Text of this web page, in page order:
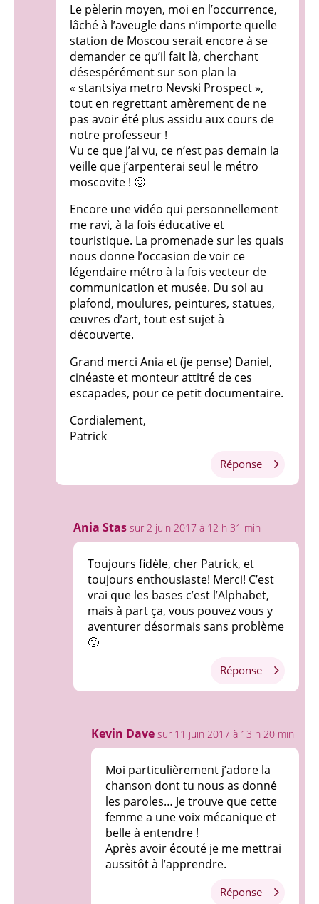
Le pèlerin moyen, moi en l’occurrence,
lâché à l’aveugle dans n’importe quelle
station de Moscou serait encore à se
demander ce qu’il fait là, cherchant
désespérément sur son plan la
« stantsiya metro Nevski Prospect »,
tout en regrettant amèrement de ne
pas avoir été plus assidu aux cours de
notre professeur !
Vu ce que j’ai vu, ce n’est pas demain la
veille que j’arpenterai seul le métro
moscovite ! 🙂
Encore une vidéo qui personnellement
me ravi, à la fois éducative et
touristique. La promenade sur les quais
nous donne l’occasion de voir ce
légendaire métro à la fois vecteur de
communication et musée. Du sol au
plafond, moulures, peintures, statues,
œuvres d’art, tout est sujet à
découverte.
Grand merci Ania et (je pense) Daniel,
cinéaste et monteur attitré de ces
escapades, pour ce petit documentaire.
Cordialement,
Patrick
Réponse
Ania Stas sur 2 juin 2017 à 12 h 31 min
Toujours fidèle, cher Patrick, et
toujours enthousiaste! Merci! C’est
vrai que les bases c’est l’Alphabet,
mais à part ça, vous pouvez vous y
aventurer désormais sans problème
🙂
Réponse
Kevin Dave sur 11 juin 2017 à 13 h 20 min
Moi particulièrement j’adore la
chanson dont tu nous as donné
les paroles… Je trouve que cette
femme a une voix mécanique et
belle à entendre !
Après avoir écouté je me mettrai
aussitôt à l’apprendre.
Réponse